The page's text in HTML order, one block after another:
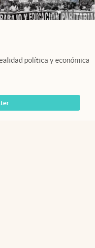
política y económica